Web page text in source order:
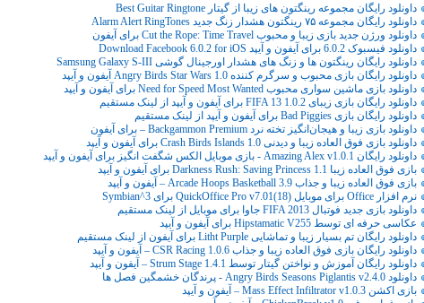
داونلود رایگان مجموعه رینگتون های زیبا از گیتار Best Guitar Ringtone
داونلود رایگان مجموعه ۷۵ رینگتون هشدار زنگ جدید Alarm Alert RingTones
داونلود ورژن جدید بازی زیبا و محبوب Cut the Rope: Time Travel برای آیفون
داونلود فیسبوک 6.0.2 برای آیفون و آیپد Download Facebook 6.0.2 for iOS
داونلود رایگان رینگتون ها و زنگ های هشدار اورجینال گوشی Samsung Galaxy S-III
داونلود رایگان بازی محبوب و سرگرم کننده Angry Birds Star Wars 1.0 آیفون و آیپد
داونلود بازی ماشین سواری محبوب Need for Speed Most Wanted برای آیفون و آیپد
داونلود رایگان بازی زیبای FIFA 13 1.0.2 برای آیفون و آیپد از لینک مستقیم
داونلود رایگان بازی Bad Piggies برای آیفون و آیپد از لینک مستقیم
داونلود بازی زیبا و هیجان‌انگیز تخته نرد Backgammon Premium – برای آیفون
داونلود بازی فوق العاده زیبا و دیدنی Crash Birds Islands 1.0 برای آیفون و آیپد
داونلود رایگان Amazing Alex v1.0.1 - بازی موبایل الکس شگفت انگیز برای آیفون و آیپد
بازی فوق العاده زیبا Darkness Rush: Saving Princess 1.1 برای آیفون و آیپد
بازی فوق العاده زیبا و جذاب Arcade Hoops Basketball 3.9 – آیفون و آیپد
نرم افزار Office برای موبایل (QuickOffice Pro v7.01(18 برای Symbian^3
داونلود بازی جدید فوتبال FIFA 2013 جاوا برای موبایل از لینک مستقیم
عکاسی حرفه ای توسط Hipstamatic V255 برای آیفون و آیپد
داونلود رایگان تم بسیار زیبا و تماشایی Litht Purple برای آیفون از لینک مستقیم
داونلود رایگان بازی فوق العاده زیبا و جذاب CSR Racing 1.0.6 – آیفون و آیپد
داونلود رایگان آموزش و نواختن گیتار توسط Strum Stage 1.4.1 – آیفون و آیپد
داونلود Angry Birds Seasons Piglantis v2.4.0 - پرندگان خشمگین فصل ها
بازی اکشن Mass Effect Infiltrator v1.0.3 – آیفون و آیپد